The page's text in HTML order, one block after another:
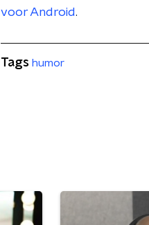
voor Android.
Tags humor